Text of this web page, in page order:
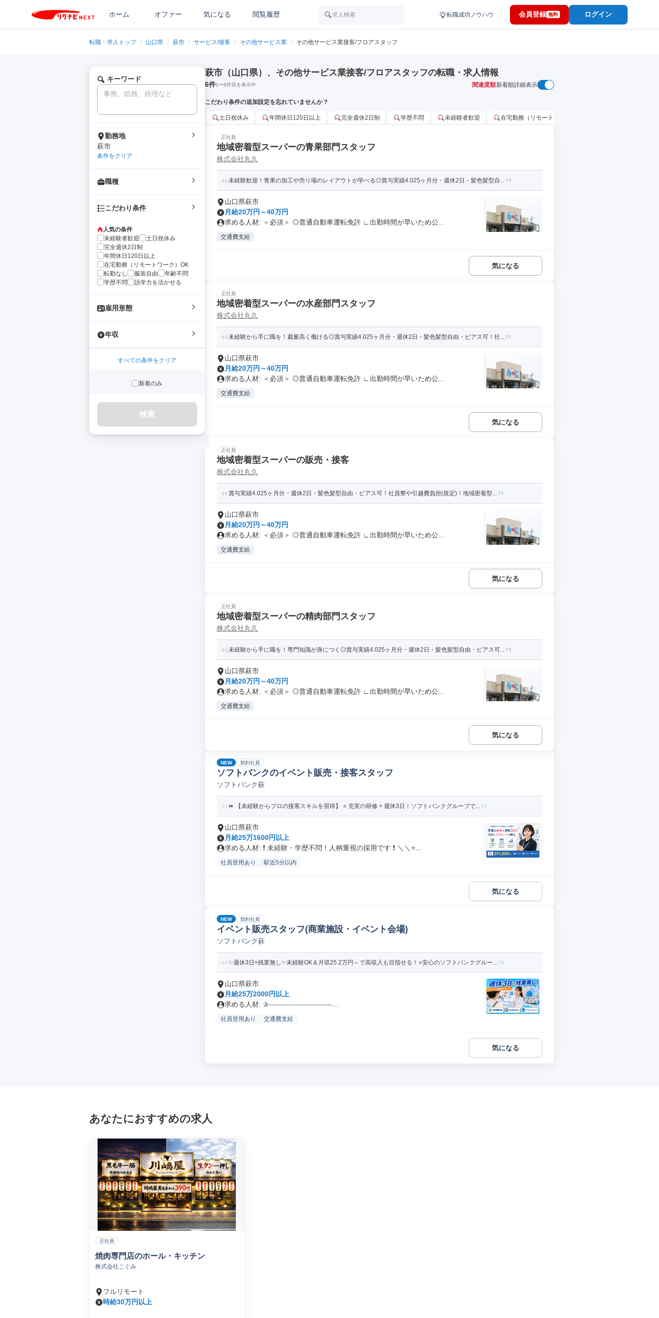
ホーム オファー 気になる 閲覧履歴 求人検索 転職成功ノウハウ 会員登録 無料 ログイン
転職・求人トップ / 山口県 / 萩市 / サービス/接客 / その他サービス業 / その他サービス業接客/フロアスタッフ
キーワード
勤務地
萩市
条件をクリア
職種
こだわり条件
人気の条件
未経験者歓迎
土日祝休み
完全週休2日制
年間休日120日以上
在宅勤務（リモートワーク）OK
転勤なし
服装自由
年齢不問
学歴不問
語学力を活かせる
雇用形態
年収
すべての条件をクリア
新着のみ
検索
萩市（山口県）、その他サービス業接客/フロアスタッフの転職・求人情報
6件1〜6件目を表示中 関連度順新着順詳細表示
こだわり条件の追加設定を忘れていませんか？
土日祝休み 年間休日120日以上 完全週休2日制 学歴不問 未経験者歓迎 在宅勤務（リモートワーク）OK
正社員
地域密着型スーパーの青果部門スタッフ
株式会社丸久
未経験歓迎！青果の加工や売り場のレイアウトが学べる◎賞与実績4.025ヶ月分・週休2日・髪色髪型自...
山口県萩市
月給20万円～40万円
求める人材: ＜必須＞ ◎普通自動車運転免許 ∟出勤時間が早いため公...
交通費支給
気になる
正社員
地域密着型スーパーの水産部門スタッフ
株式会社丸久
未経験から手に職を！裁量高く働ける◎賞与実績4.025ヶ月分・週休2日・髪色髪型自由・ピアス可！社...
山口県萩市
月給20万円～40万円
求める人材: ＜必須＞ ◎普通自動車運転免許 ∟出勤時間が早いため公...
交通費支給
気になる
正社員
地域密着型スーパーの販売・接客
株式会社丸久
賞与実績4.025ヶ月分・週休2日・髪色髪型自由・ピアス可！社員寮や引越費負担(規定)！地域密着型...
山口県萩市
月給20万円～40万円
求める人材: ＜必須＞ ◎普通自動車運転免許 ∟出勤時間が早いため公...
交通費支給
気になる
正社員
地域密着型スーパーの精肉部門スタッフ
株式会社丸久
未経験から手に職を！専門知識が身につく◎賞与実績4.025ヶ月分・週休2日・髪色髪型自由・ピアス可...
山口県萩市
月給20万円～40万円
求める人材: ＜必須＞ ◎普通自動車運転免許 ∟出勤時間が早いため公...
交通費支給
気になる
NEW 契約社員
ソフトバンクのイベント販売・接客スタッフ
ソフトバンク萩
⏩️ 【未経験からプロの接客スキルを習得】 ⭐️ 充実の研修 × 週休3日！ソフトバンクグループで...
山口県萩市
月給25万1600円以上
求める人材: ❗ 未経験・学歴不問！人柄重視の採用です ❗ ＼＼⭐...
社員登用あり 駅近5分以内
気になる
NEW 契約社員
イベント販売スタッフ(商業施設・イベント会場)
ソフトバンク萩
✨週休3日×残業無し✨未経験OK＆月収25.2万円～で高収入も目指せる！⭐安心のソフトバンクグルー...
山口県萩市
月給25万2000円以上
求める人材: ✰--------------------------...
社員登用あり 交通費支給
気になる
あなたにおすすめの求人
正社員
焼肉専門店のホール・キッチン
株式会社こぐみ
フルリモート
時給30万円以上